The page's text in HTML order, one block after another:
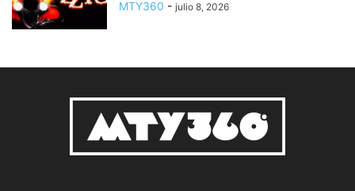
MTY360 - julio 8, 2026